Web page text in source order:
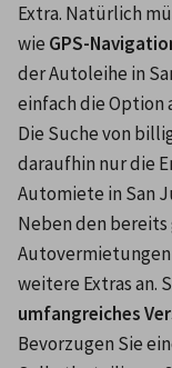
Extra. Natürlich
wie GPS-
der Autoleihe in
einfach die Option
Die Suche von
daraufhin nur die
Automiete in San
Neben den
Autovermietungen
weitere Extras an.
umfangreiches
Bevorzugen Sie